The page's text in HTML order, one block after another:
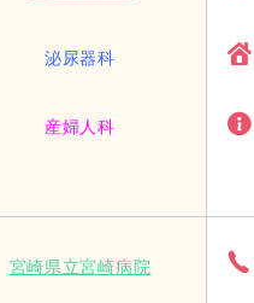
泌尿器科
産婦人科
宮崎県立宮崎病院